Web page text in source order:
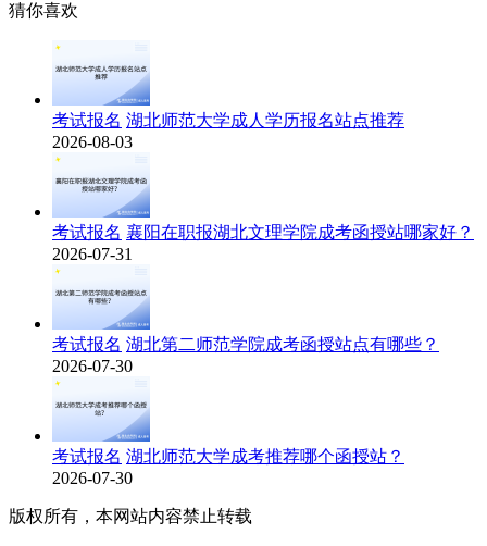
猜你喜欢
考试报名 湖北师范大学成人学历报名站点推荐
2026-08-03
考试报名 襄阳在职报湖北文理学院成考函授站哪家好？
2026-07-31
考试报名 湖北第二师范学院成考函授站点有哪些？
2026-07-30
考试报名 湖北师范大学成考推荐哪个函授站？
2026-07-30
版权所有，本网站内容禁止转载